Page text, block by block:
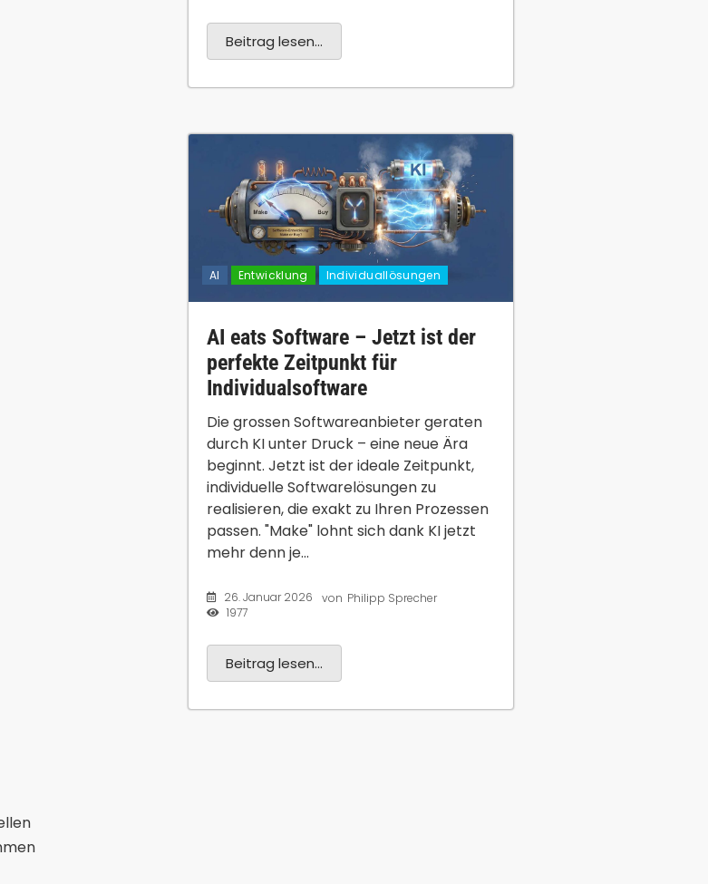
Beitrag lesen...
AI Entwicklung Individuallösungen
AI eats Software – Jetzt ist der
perfekte Zeitpunkt für
Individualsoftware
26. Januar 2026 von Philipp Sprecher
1977
Die grossen Softwareanbieter geraten
durch KI unter Druck – eine neue Ära
beginnt. Jetzt ist der ideale Zeitpunkt,
individuelle Softwarelösungen zu
realisieren, die exakt zu Ihren Prozessen
passen. "Make" lohnt sich dank KI jetzt
mehr denn je...
Beitrag lesen...